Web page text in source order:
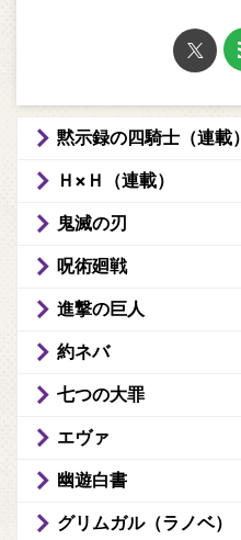
黙示録の四騎士（連載）
Ｈ×Ｈ（連載）
鬼滅の刃
呪術廻戦
進撃の巨人
約ネバ
七つの大罪
エヴァ
幽遊白書
グリムガル（ラノベ）